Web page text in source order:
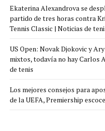
Ekaterina Alexandrova se
partido de tres horas contra
Tennis Classic | Noticias de
US Open: Novak Djokovic y
mixtos, todavía no hay Carlos
de tenis
Los mejores consejos para
de la UEFA, Premiership